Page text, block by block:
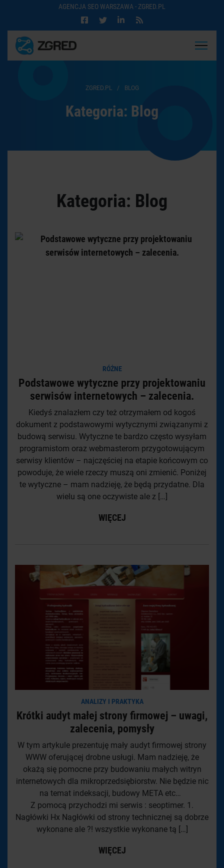
AGENCJA SEO WARSZAWA - ZGRED.PL
ZGRED.PL / BLOG
Kategoria: Blog
Kategoria: Blog
RÓŻNE
Podstawowe wytyczne przy projektowaniu
serwisów internetowych – zalecenia.
Kiedyś znalazłem czy też otrzymałem od kogoś
dokument z podstawowymi wytycznymi związanymi z
budową serwisu. Wytyczne te bardzo często wysyłam
programistom oraz webmasterom przygotowującym
serwisy klientów – najczęściej na etapie końcowym co
powoduje, że wiele rzeczy muszą oni zmienić. Poniżej
te wytyczne – mam nadzieję, że będą przydatne. Dla
wielu są one oczywiste ale z […]
WIĘCEJ
ANALIZY I PRAKTYKA
Krótki audyt małej strony firmowej – uwagi,
zalecenia, pomysły
W tym artykule prezentuję mały audyt firmowej strony
WWW oferującej drobne usługi. Mam nadzieję, że
okażą się pomocne przy budowaniu małych witryn
internetowych dla mikroprzedsiębiorstw. Nie będzie nic
na temat indeksacji, budowy META etc…
Z pomocą przychodzi mi serwis : seoptimer. 1.
Nagłówki Hx Nagłówki od strony technicznej są dobrze
wykonane ale ?! wszystkie wykonane tą […]
WIĘCEJ